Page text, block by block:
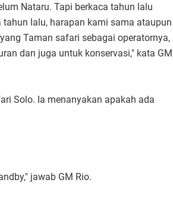
Nataru. Tapi berkaca tahun lalu
lalu, harapan kami sama ataupun
Taman safari sebagai operatornya,
dan juga untuk konservasi," kata GM
Solo. Ia menanyakan apakah ada
jawab GM Rio.